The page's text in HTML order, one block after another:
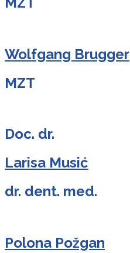
Wolfgang Brugger
MZT
Doc. dr.
Larisa Musić
dr. dent. med.
Polona Požgan